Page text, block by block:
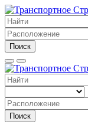
Поиск
Поиск